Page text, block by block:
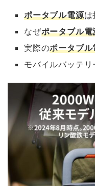
ポータブル電源は
なぜポータブル電
実際のポータブル
モバイルバッテ